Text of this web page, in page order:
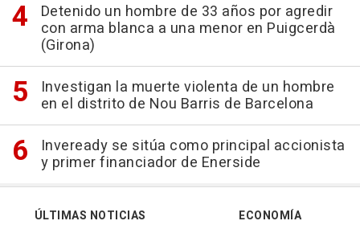
Detenido un hombre de 33 años por agredir
con arma blanca a una menor en Puigcerdà
(Girona)
Investigan la muerte violenta de un hombre
en el distrito de Nou Barris de Barcelona
Inveready se sitúa como principal accionista
y primer financiador de Enerside
ÚLTIMAS NOTICIAS
ECONOMÍA